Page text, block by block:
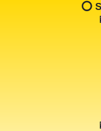
⭕️